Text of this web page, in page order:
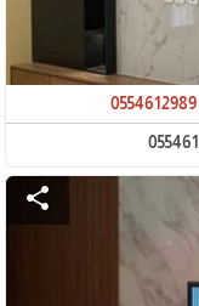
share